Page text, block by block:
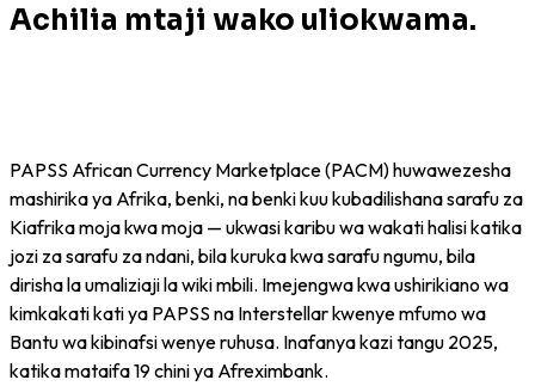
Achilia mtaji wako uliokwama.
PAPSS African Currency Marketplace (PACM) huwawezesha
mashirika ya Afrika, benki, na benki kuu kubadilishana sarafu za
Kiafrika moja kwa moja — ukwasi karibu wa wakati halisi katika
jozi za sarafu za ndani, bila kuruka kwa sarafu ngumu, bila
dirisha la umaliziaji la wiki mbili. Imejengwa kwa ushirikiano wa
kimkakati kati ya PAPSS na Interstellar kwenye mfumo wa
Bantu wa kibinafsi wenye ruhusa. Inafanya kazi tangu 2025,
katika mataifa 19 chini ya Afreximbank.